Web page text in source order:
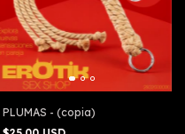
PLUMAS - (copia)